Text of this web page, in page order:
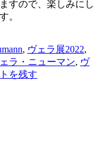
すので、楽しみにし
。
, ヴェラ展2022,
ラ・ニューマン, ヴ
を残す